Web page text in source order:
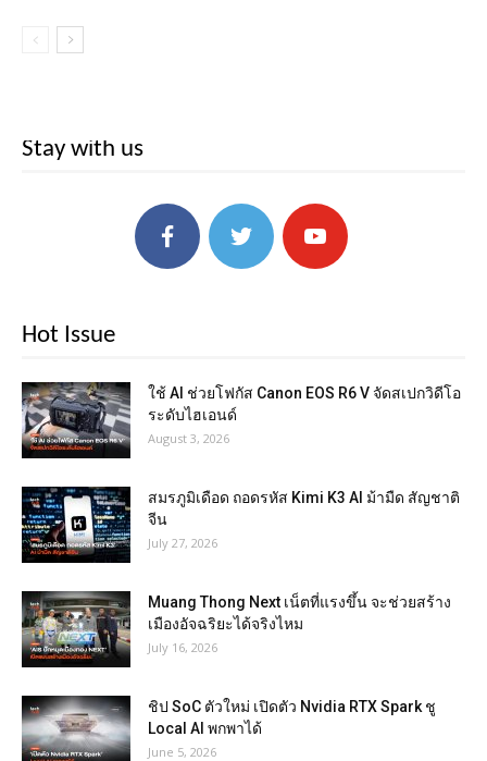
Stay with us
Hot Issue
ใช้ AI ช่วยโฟกัส Canon EOS R6 V จัดสเปกวิดีโอ
ระดับไฮเอนด์
August 3, 2026
สมรภูมิเดือด ถอดรหัส Kimi K3 AI ม้ามืด สัญชาติ
จีน
July 27, 2026
Muang Thong Next เน็ตที่แรงขึ้น จะช่วยสร้าง
เมืองอัจฉริยะได้จริงไหม
July 16, 2026
ชิป SoC ตัวใหม่ เปิดตัว Nvidia RTX Spark ชู
Local AI พกพาได้
June 5, 2026